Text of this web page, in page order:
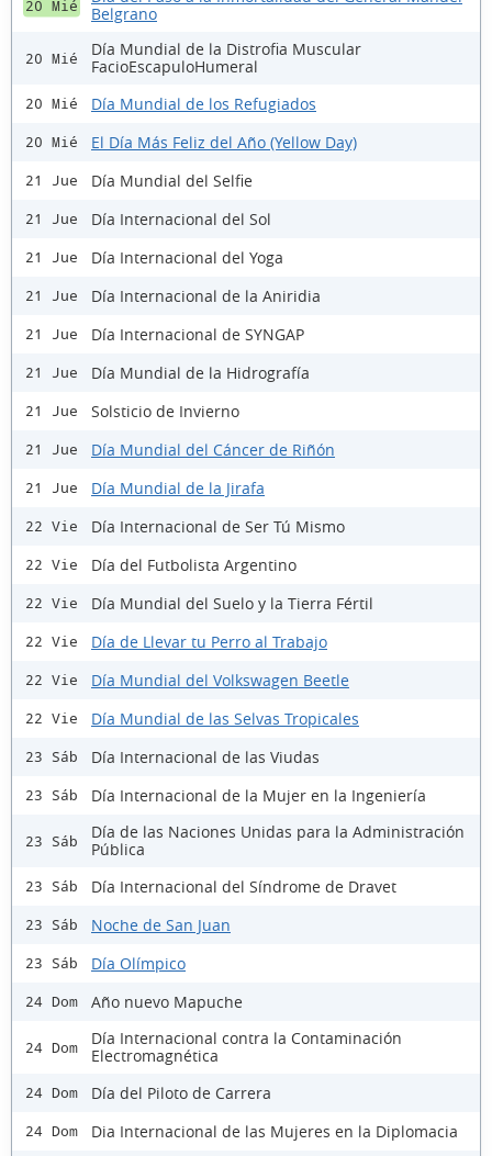
20 Mié
Belgrano
20 Mié
Día Mundial de la Distrofia Muscular
FacioEscapuloHumeral
20 Mié Día Mundial de los Refugiados
20 Mié El Día Más Feliz del Año (Yellow Day)
21 Jue Día Mundial del Selfie
21 Jue Día Internacional del Sol
21 Jue Día Internacional del Yoga
21 Jue Día Internacional de la Aniridia
21 Jue Día Internacional de SYNGAP
21 Jue Día Mundial de la Hidrografía
21 Jue Solsticio de Invierno
21 Jue Día Mundial del Cáncer de Riñón
21 Jue Día Mundial de la Jirafa
22 Vie Día Internacional de Ser Tú Mismo
22 Vie Día del Futbolista Argentino
22 Vie Día Mundial del Suelo y la Tierra Fértil
22 Vie Día de Llevar tu Perro al Trabajo
22 Vie Día Mundial del Volkswagen Beetle
22 Vie Día Mundial de las Selvas Tropicales
23 Sáb Día Internacional de las Viudas
23 Sáb Día Internacional de la Mujer en la Ingeniería
23 Sáb
Día de las Naciones Unidas para la Administración
Pública
23 Sáb Día Internacional del Síndrome de Dravet
23 Sáb Noche de San Juan
23 Sáb Día Olímpico
24 Dom Año nuevo Mapuche
24 Dom
Día Internacional contra la Contaminación
Electromagnética
24 Dom Día del Piloto de Carrera
24 Dom Dia Internacional de las Mujeres en la Diplomacia